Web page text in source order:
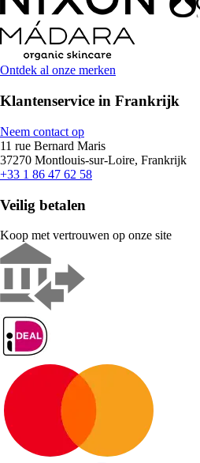
Ontdek al onze merken
Klantenservice in Frankrijk
Neem contact op
11 rue Bernard Maris
37270 Montlouis-sur-Loire, Frankrijk
+33 1 86 47 62 58
Veilig betalen
Koop met vertrouwen op onze site